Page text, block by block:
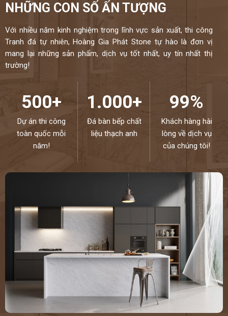
NHỮNG CON SỐ ẤN TƯỢNG
Với nhiều năm kinh nghiệm trong lĩnh vực sản xuất, thi công
Tranh đá tự nhiên, Hoàng Gia Phát Stone tự hào là đơn vị
mang lại những sản phẩm, dịch vụ tốt nhất, uy tín nhất thị
trường!
500+
Dự án thi công
toàn quốc mỗi
năm!
1.000+
Đá bàn bếp chất
liệu thạch anh
99%
Khách hàng hài
lòng về dịch vụ
của chúng tôi!